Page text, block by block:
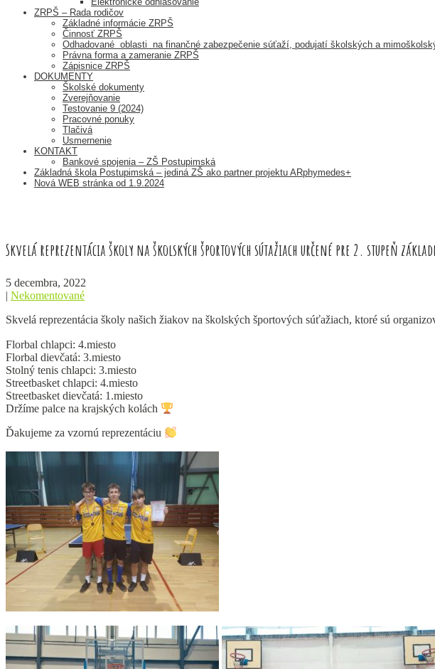
ZRPŠ – Rada rodičov
Základné informácie ZRPŠ
Činnosť ZRPŠ
Odhadované oblasti na finančné zabezpečenie súťaží, podujatí školských a
Právna forma a zameranie ZRPŠ
Zápisnice ZRPŠ
DOKUMENTY
Školské dokumenty
Zverejňovanie
Testovanie 9 (2024)
Pracovné ponuky
Tlačivá
Usmernenie
KONTAKT
Bankové spojenia – ZŠ Postupimská
Základná škola Postupimská – jediná ZŠ ako partner projektu ARphymedes+
Nová WEB stránka od 1.9.2024
Skvelá reprezentácia školy na školských športových sútažiach určené pre 2. stupeň
5 decembra, 2022
| Nekomentované
Skvelá reprezentácia školy našich žiakov na školských športových súťažiach, ktoré sú
Florbal chlapci: 4.miesto
Florbal dievčatá: 3.miesto
Stolný tenis chlapci: 3.miesto
Streetbasket chlapci: 4.miesto
Streetbasket dievčatá: 1.miesto
Držíme palce na krajských kolách
Ďakujeme za vzornú reprezentáciu